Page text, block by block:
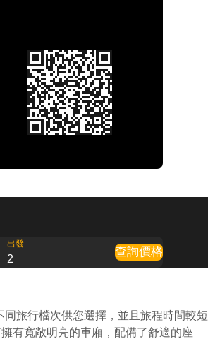
出發
2
查詢價格
旅行檔次供您選擇，並且旅程時間較短
有寬敞明亮的車廂，配備了舒適的座